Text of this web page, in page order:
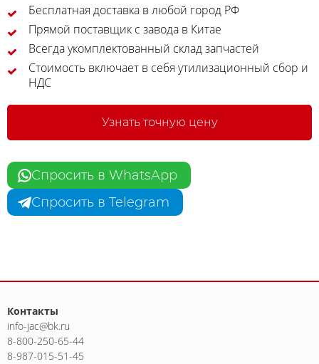
Бесплатная доставка в любой город РФ
Прямой поставщик с завода в Китае
Всегда укомплектованный склад запчастей
Стоимость включает в себя утилизационный сбор и
НДС
Узнать точную цену
Спросить в WhatsApp
Спросить в Telegram
Контакты
info-jac@bk.ru
8-800-250-65-44
8-987-015-51-45